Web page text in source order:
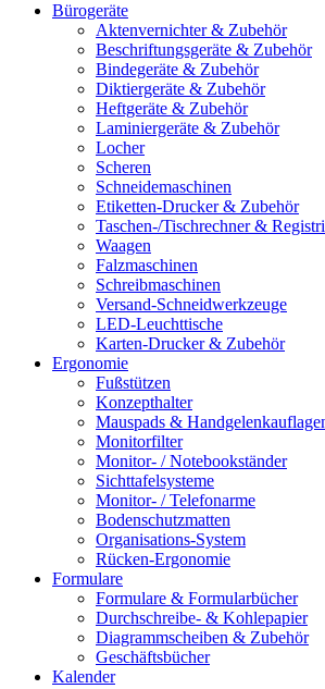
Bürogeräte
Aktenvernichter & Zubehör
Beschriftungsgeräte & Zubehör
Bindegeräte & Zubehör
Diktiergeräte & Zubehör
Heftgeräte & Zubehör
Laminiergeräte & Zubehör
Locher
Scheren
Schneidemaschinen
Etiketten-Drucker & Zubehör
Taschen-/Tischrechner &
Waagen
Falzmaschinen
Schreibmaschinen
Versand-Schneidwerkzeuge
LED-Leuchttische
Karten-Drucker & Zubehör
Ergonomie
Fußstützen
Konzepthalter
Mauspads &
Monitorfilter
Monitor- / Notebookständer
Sichttafelsysteme
Monitor- / Telefonarme
Bodenschutzmatten
Organisations-System
Rücken-Ergonomie
Formulare
Formulare & Formularbücher
Durchschreibe- & Kohlepapier
Diagrammscheiben & Zubehör
Geschäftsbücher
Kalender